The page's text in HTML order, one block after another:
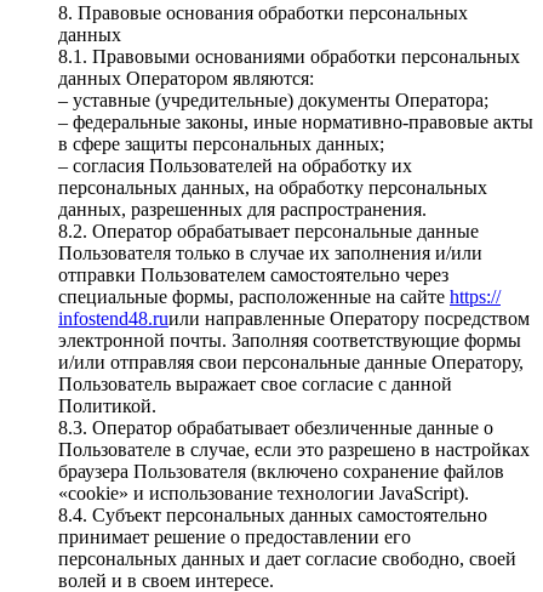
8. Правовые основания обработки персональных
данных
8.1. Правовыми основаниями обработки персональных
данных Оператором являются:
– уставные (учредительные) документы Оператора;
– федеральные законы, иные нормативно-правовые акты
в сфере защиты персональных данных;
– согласия Пользователей на обработку их
персональных данных, на обработку персональных
данных, разрешенных для распространения.
8.2. Оператор обрабатывает персональные данные
Пользователя только в случае их заполнения и/или
отправки Пользователем самостоятельно через
специальные формы, расположенные на сайте https://
infostend48.ruили направленные Оператору посредством
электронной почты. Заполняя соответствующие формы
и/или отправляя свои персональные данные Оператору,
Пользователь выражает свое согласие с данной
Политикой.
8.3. Оператор обрабатывает обезличенные данные о
Пользователе в случае, если это разрешено в настройках
браузера Пользователя (включено сохранение файлов
«cookie» и использование технологии JavaScript).
8.4. Субъект персональных данных самостоятельно
принимает решение о предоставлении его
персональных данных и дает согласие свободно, своей
волей и в своем интересе.